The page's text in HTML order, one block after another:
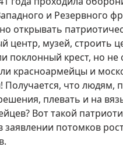
и Резервного
открывать
центр, музей, строить
поклонный крест, но не
красноармейцы и
Получается, что
плевать и на
Вот такой
заявлении потомков